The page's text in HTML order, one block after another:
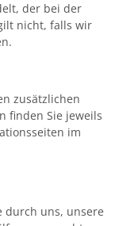
der bei der
nicht, falls wir
zusätzlichen
finden Sie jeweils
im
durch uns, unsere